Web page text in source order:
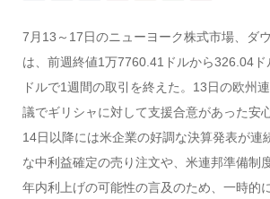
7月13～17日のニューヨーク株式市場、ダ
は、前週終値1万7760.41ドルから326.04
ドルで1週間の取引を終えた。13日の欧州
議でギリシャに対して支援合意があった安
14日以降には米企業の好調な決算発表が連
な中利益確定の売り注文や、米連邦準備制
年内利上げの可能性の言及のため、一時的